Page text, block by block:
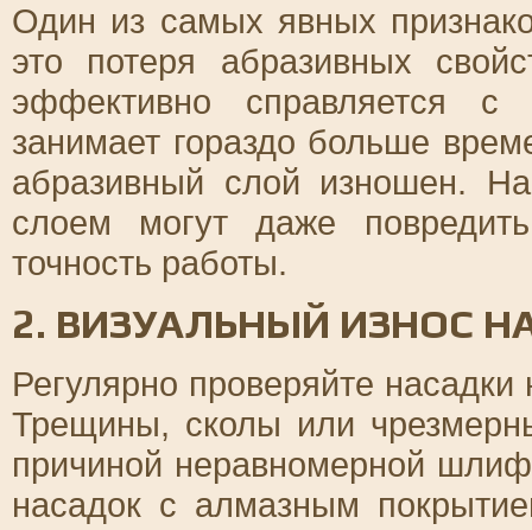
Один из самых явных
это потеря абразивных
эффективно справляется
занимает гораздо больше
абразивный слой изношен.
слоем могут даже
точность работы.
2. ВИЗУАЛЬНЫЙ ИЗНОС
Регулярно проверяйте
Трещины, сколы или
причиной неравномерной
насадок с алмазным